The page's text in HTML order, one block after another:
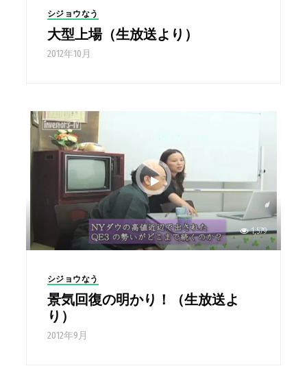
シジョウなう
大型上場（生放送より）
2012年10月
1,579
シジョウなう
景気回復の明かり！（生放送よ
り）
2012年9月